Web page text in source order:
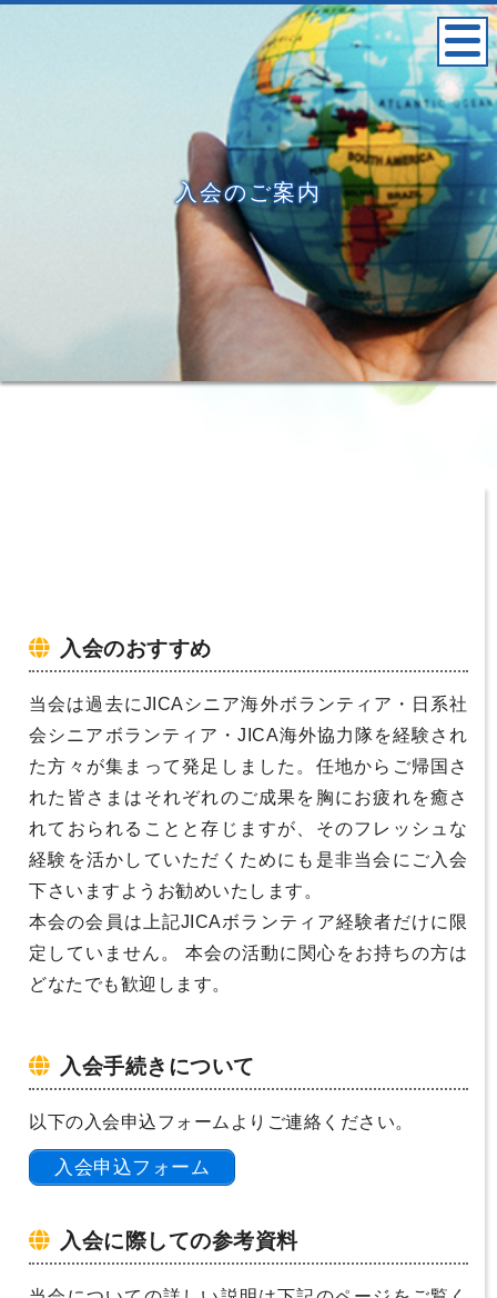
入会のご案内
入会のおすすめ
当会は過去にJICAシニア海外ボランティア・日系社
会シニアボランティア・JICA海外協力隊を経験され
た方々が集まって発足しました。任地からご帰国さ
れた皆さまはそれぞれのご成果を胸にお疲れを癒さ
れておられることと存じますが、そのフレッシュな
経験を活かしていただくためにも是非当会にご入会
下さいますようお勧めいたします。
本会の会員は上記JICAボランティア経験者だけに限
定していません。 本会の活動に関心をお持ちの方は
どなたでも歓迎します。
入会手続きについて
以下の入会申込フォームよりご連絡ください。
入会申込フォーム
入会に際しての参考資料